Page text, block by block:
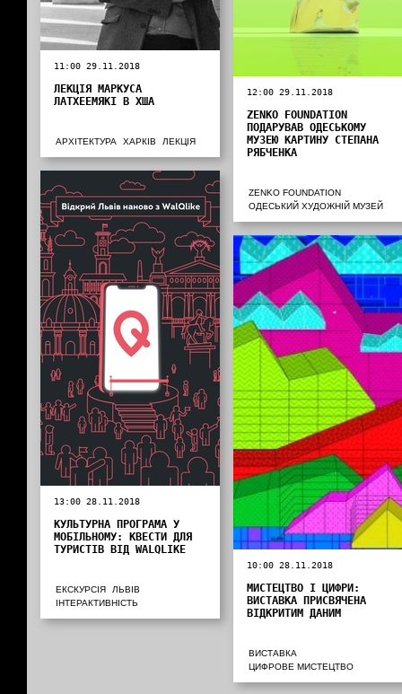
12:00 29.11.2018
ZENKO FOUNDATION
ПОДАРУВАВ ОДЕСЬКОМУ
МУЗЕЮ КАРТИНУ СТЕПАНА
РЯБЧЕНКА
ZENKO FOUNDATION
ОДЕСЬКИЙ ХУДОЖНІЙ МУЗЕЙ
11:00 29.11.2018
ЛЕКЦІЯ МАРКУСА
ЛАТХЕЕМЯКІ В ХША
АРХІТЕКТУРА ХАРКІВ ЛЕКЦІЯ
13:00 28.11.2018
КУЛЬТУРНА ПРОГРАМА У
МОБІЛЬНОМУ: КВЕСТИ ДЛЯ
ТУРИСТІВ ВІД WALQLIKE
ЕКСКУРСІЯ
ЛЬВІВ
ІНТЕРАКТИВНІСТЬ
10:00 28.11.2018
МИСТЕЦТВО І ЦИФРИ:
ВИСТАВКА ПРИСВЯЧЕНА
ВІДКРИТИМ ДАНИМ
ВИСТАВКА
ЦИФРОВЕ МИСТЕЦТВО